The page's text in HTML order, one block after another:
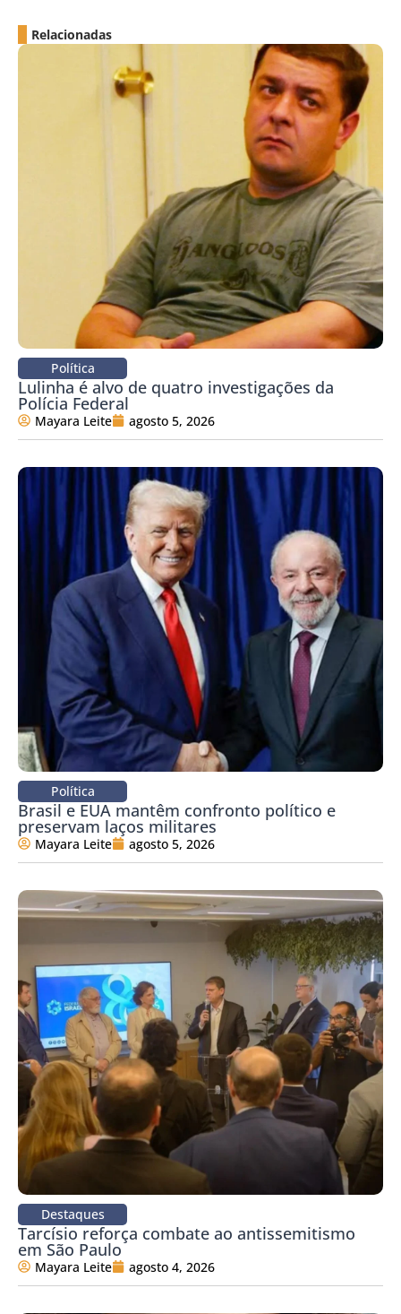
Relacionadas
Política
Lulinha é alvo de quatro investigações da
Polícia Federal
Mayara Leite agosto 5, 2026
Política
Brasil e EUA mantêm confronto político e
preservam laços militares
Mayara Leite agosto 5, 2026
Destaques
Tarcísio reforça combate ao antissemitismo
em São Paulo
Mayara Leite agosto 4, 2026